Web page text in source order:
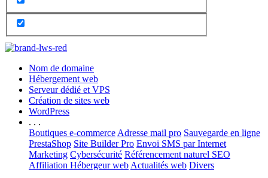
Nom de domaine
Hébergement web
Serveur dédié et VPS
Création de sites web
WordPress
. . .
Boutiques e-commerce Adresse mail pro Sauvegarde en ligne
PrestaShop Site Builder Pro Envoi SMS par Internet
Marketing Cybersécurité Référencement naturel SEO
Affiliation Hébergeur web Actualités web Divers